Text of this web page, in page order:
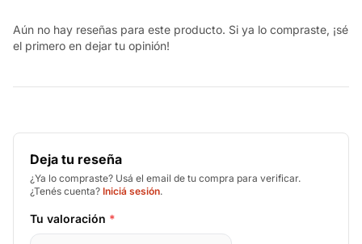
Aún no hay reseñas para este producto. Si ya lo compraste, ¡sé
el primero en dejar tu opinión!
Deja tu reseña
¿Ya lo compraste? Usá el email de tu compra para verificar.
¿Tenés cuenta? Iniciá sesión.
Tu valoración *